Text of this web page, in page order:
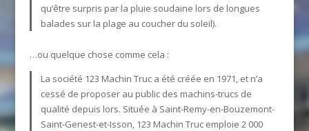
qu’être surpris par la pluie soudaine lors de longues
balades sur la plage au coucher du soleil).
…ou quelque chose comme cela :
La société 123 Machin Truc a été créée en 1971, et n’a
cessé de proposer au public des machins-trucs de
qualité depuis lors. Située à Saint-Remy-en-Bouzemont-
Saint-Genest-et-Isson, 123 Machin Truc emploie 2 000